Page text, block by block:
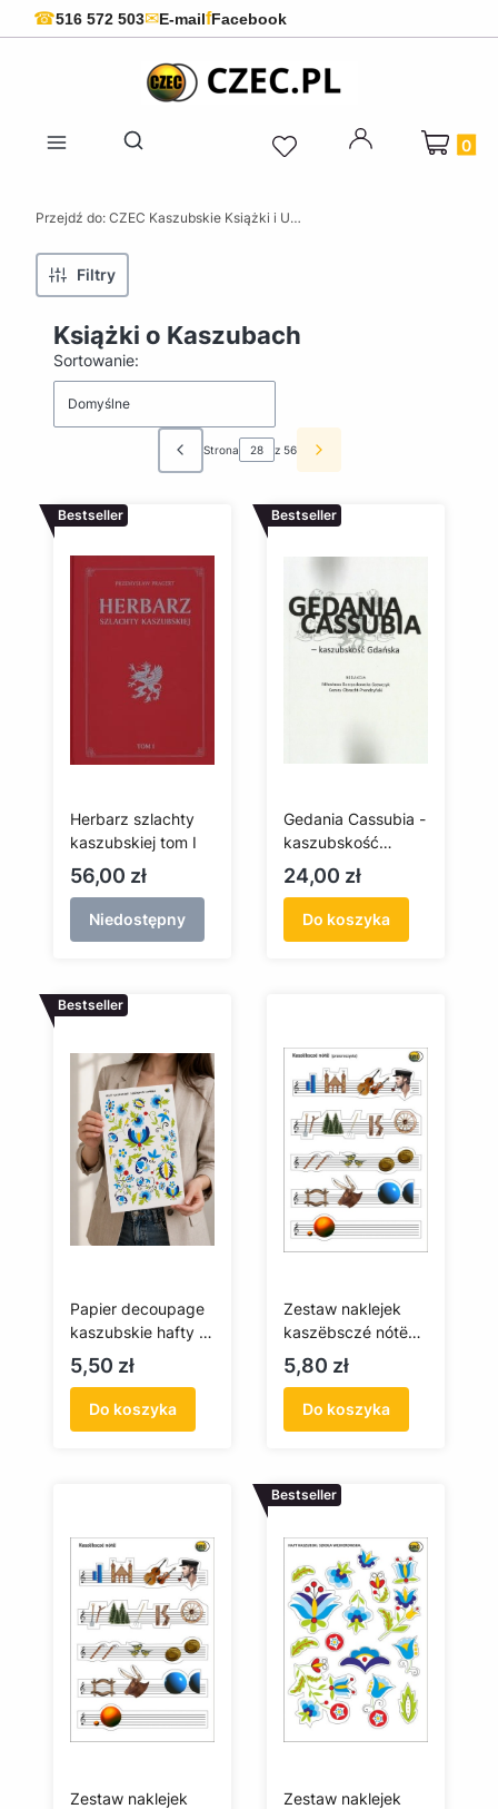
☎516 572 503✉E-mailfFacebook
Otwórz wyszukiwarkę
Produkty
Przejdź do: CZEC Kaszubskie Książki i Upominki - Pamiątki z Kaszub
Filtry
Książki o Kaszubach
Lista produktów
Sortowanie:
Domyślne
Poprzednie produkty
Strona z 56 Następne produkty
Bestseller
Herbarz szlachty
kaszubskiej tom I
Cena
56,00 zł
Niedostępny
Bestseller
Gedania Cassubia -
kaszubskość
Gdańska
Cena
24,00 zł
Do koszyka
Bestseller
Papier decoupage
kaszubskie hafty -
szkoła żukowska
(A4)
Cena
5,50 zł
Do koszyka
Zestaw naklejek
kaszëbsczé nótë
(przezroczyste tło)
Cena
5,80 zł
Do koszyka
Zestaw naklejek
Bestseller
Zestaw naklejek